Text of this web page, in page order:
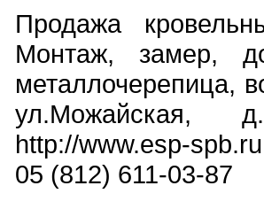
Продажа
Монтаж, замер,
металлочерепица,
ул.Можайская,
http://www.esp-
05 (812) 611-03-87